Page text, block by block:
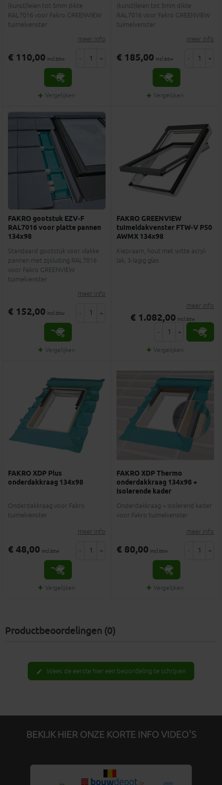
(kunst)leien tot 5mm dikte
RAL7016 voor Fakro GREENVIEW
tuimelvenster
meer info
€ 110,00 incl.btw - +
Vergelijken
(kunst)leien tot 5mm dikte
RAL7016 voor Fakro GREENVIEW
tuimelvenster
meer info
€ 185,00 incl.btw - +
Vergelijken
FAKRO gootstuk EZV-F
RAL7016 voor platte pannen
134x98
Standaard gootstuk voor vlakke
pannen met zijsluiting RAL7016
voor Fakro GREENVIEW
tuimelvenster
meer info
€ 152,00 incl.btw - +
Vergelijken
FAKRO GREENVIEW
tuimeldakvenster FTW-V P50
AWMX 134x98
Kiepraam, hout met witte acryl-
lak, 3-lagig glas
meer info
€ 1.082,00 incl.btw
- +
Vergelijken
FAKRO XDP Plus
onderdakkraag 134x98
Onderdakkraag voor Fakro
tuimelvenster
meer info
€ 48,00 incl.btw - +
Vergelijken
FAKRO XDP Thermo
onderdakkraag 134x98 +
Isolerende kader
Onderdakkraag + isolerend kader
voor Fakro tuimelvenster
meer info
€ 80,00 incl.btw - +
Vergelijken
Productbeoordelingen (0)
edit Wees de eerste hier een beoordeling te schrijven
BEKIJK HIER ONZE KORTE INFO VIDEO'S